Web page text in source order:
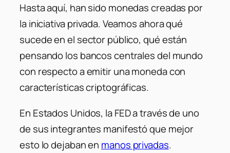
Hasta aquí, han sido monedas creadas por
la iniciativa privada. Veamos ahora qué
sucede en el sector público, qué están
pensando los bancos centrales del mundo
con respecto a emitir una moneda con
características criptográficas.
En Estados Unidos, la FED a través de uno
de sus integrantes manifestó que mejor
esto lo dejaban en manos privadas.